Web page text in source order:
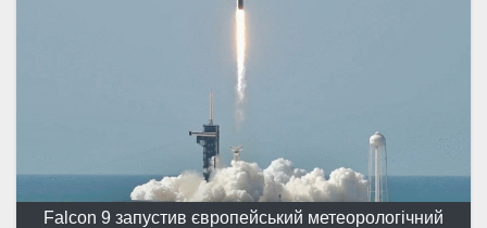
Falcon 9 запустив європейський метеорологічний